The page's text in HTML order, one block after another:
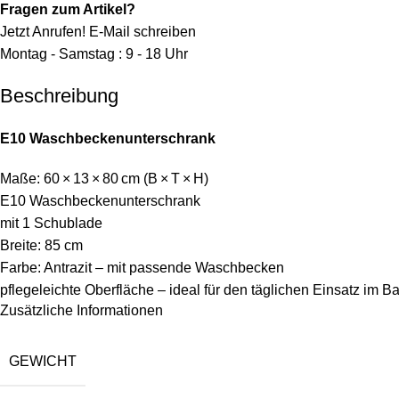
Fragen zum Artikel?
Jetzt Anrufen! E-Mail schreiben
Montag - Samstag : 9 - 18 Uhr
Beschreibung
E10 Waschbeckenunterschrank
Maße: 60 × 13 × 80 cm (B × T × H)
E10 Waschbeckenunterschrank
mit 1 Schublade
Breite: 85 cm
Farbe: Antrazit – mit passende Waschbecken
pflegeleichte Oberfläche – ideal für den täglichen Einsatz im
Zusätzliche Informationen
GEWICHT